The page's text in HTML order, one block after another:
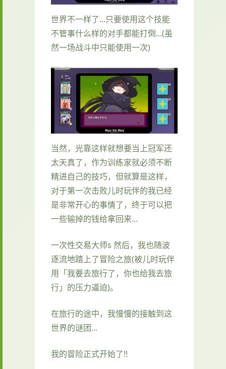
世界不一样了...只要使用这个技能
不管事什么样的对手都能打倒...(虽
然一场战斗中只能使用一次)
当然，光靠这样就想要当上冠军还
太天真了，作为训练家就必须不断
精进自己的技巧，但就算是这样，
对于第一次击败儿时玩伴的我已经
是非常开心的事情了，终于可以把
一些输掉的钱给拿回来...
一次性交易大师s 然后，我也随波
逐流地踏上了冒险之旅(被儿时玩伴
用「我要去旅行了，你也给我去旅
行」的压力逼迫)。
在旅行的途中，我慢慢的接触到这
世界的谜团...
我的冒险正式开始了!!